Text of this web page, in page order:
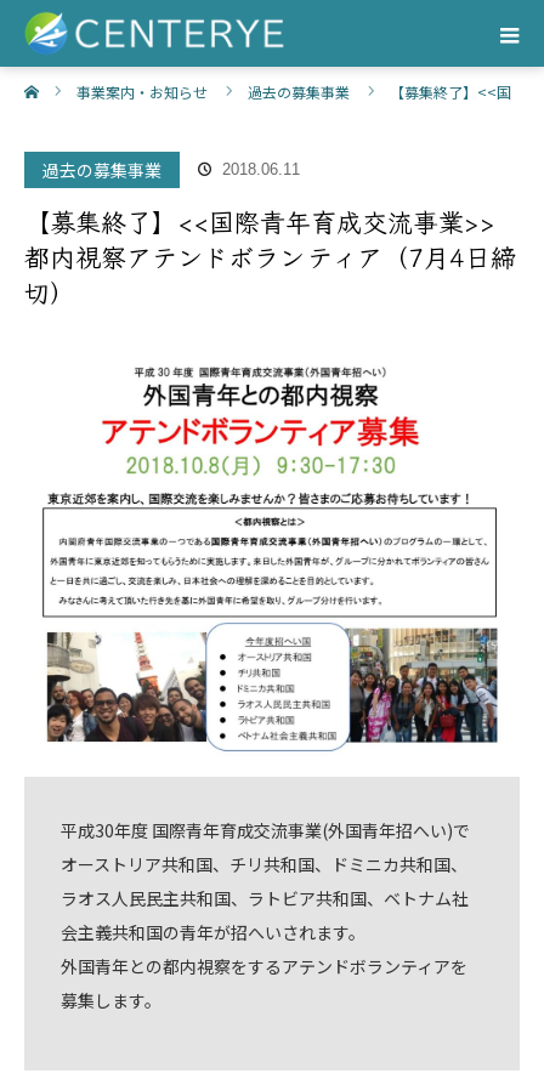
事業案内・お知らせ 過去の募集事業 【募集終了】<<国
過去の募集事業 2018.06.11
【募集終了】<<国際青年育成交流事業>>
都内視察アテンドボランティア（7月4日締
切）
平成30年度 国際青年育成交流事業(外国青年招へい)で
オーストリア共和国、チリ共和国、ドミニカ共和国、
ラオス人民民主共和国、ラトビア共和国、ベトナム社
会主義共和国の青年が招へいされます。
外国青年との都内視察をするアテンドボランティアを
募集します。